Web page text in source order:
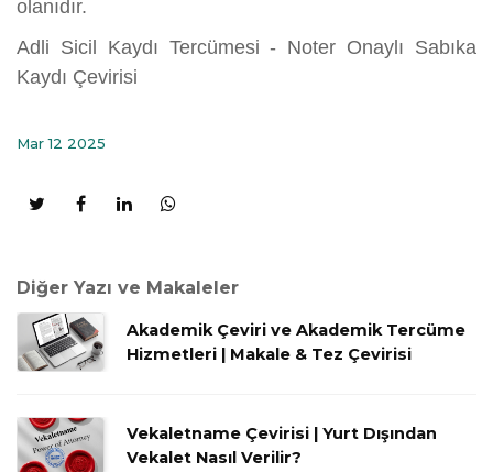
olanıdır.
Adli Sicil Kaydı Tercümesi - Noter Onaylı Sabıka
Kaydı Çevirisi
Mar 12 2025
Diğer Yazı ve Makaleler
Akademik Çeviri ve Akademik Tercüme
Hizmetleri | Makale & Tez Çevirisi
Vekaletname Çevirisi | Yurt Dışından
Vekalet Nasıl Verilir?